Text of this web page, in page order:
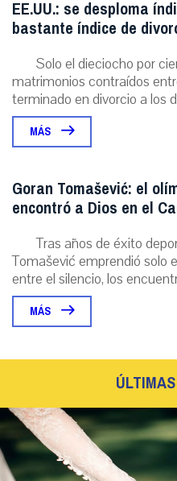
EE.UU.: se desploma
bastante índice de
Solo el dieciocho por
matrimonios contraídos
terminado en divorcio a los
MÁS
Goran Tomašević: el
encontró a Dios en el
Tras años de éxito
Tomašević emprendió solo
entre el silencio, los
MÁS